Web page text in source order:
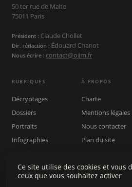
50 ter rue de Malte
75011 Paris
Président : Claude Chollet
Dir. rédaction : Édouard Chanot
Nous écrire : contact@ojim.fr
RUBRIQUES
Décryptages
Dossiers
Portraits
Infographies
Rechercher
À PROPOS
Charte
Mentions légales
Nous contacter
Plan du site
Ce site utilise des cookies et vous
ceux que vous souhaitez activer